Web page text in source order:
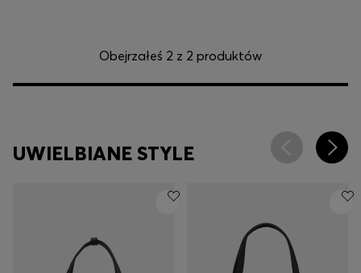
Obejrzałeś 2 z 2 produktów
UWIELBIANE STYLE